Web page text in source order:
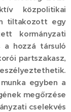
közpolitikai
tiltakozott egy
kormányzati
a hozzá társuló
partszakasz,
egyben a
megőrzése
cselekvés